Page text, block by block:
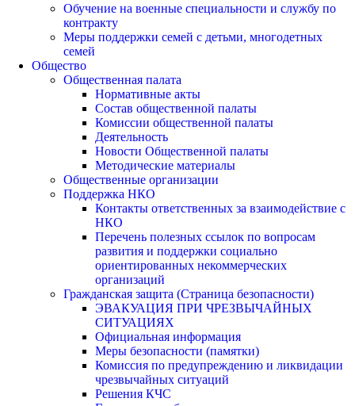
Обучение на военные специальности и службу по
контракту
Меры поддержки семей с детьми, многодетных
семей
Общество
Общественная палата
Нормативные акты
Состав общественной палаты
Комиссии общественной палаты
Деятельность
Новости Общественной палаты
Методические материалы
Общественные организации
Поддержка НКО
Контакты ответственных за взаимодействие с
НКО
Перечень полезных ссылок по вопросам
развития и поддержки социально
ориентированных некоммерческих
организаций
Гражданская защита (Страница безопасности)
ЭВАКУАЦИЯ ПРИ ЧРЕЗВЫЧАЙНЫХ
СИТУАЦИЯХ
Официальная информация
Меры безопасности (памятки)
Комиссия по предупреждению и ликвидации
чрезвычайных ситуаций
Решения КЧС